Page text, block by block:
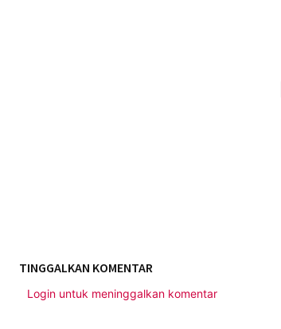
TINGGALKAN KOMENTAR
Login untuk meninggalkan komentar